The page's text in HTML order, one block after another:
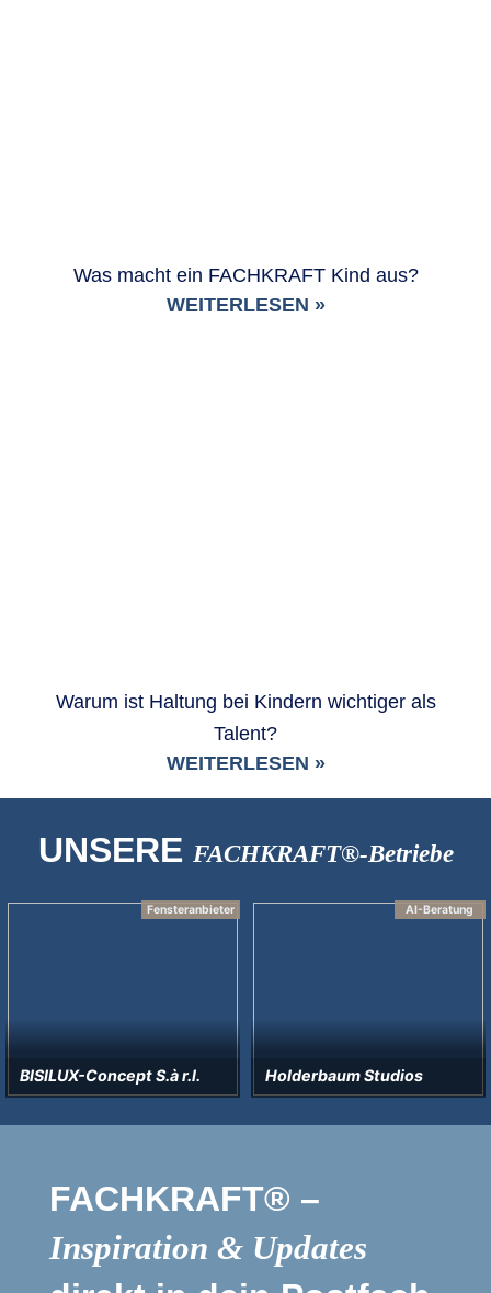
Was macht ein FACHKRAFT Kind aus?
WEITERLESEN »
Warum ist Haltung bei Kindern wichtiger als
Talent?
WEITERLESEN »
UNSERE FACHKRAFT®-Betriebe
Fensteranbieter
BISILUX-Concept S.à r.l.
AI-Beratung
Holderbaum Studios
FACHKRAFT® –
Inspiration & Updates